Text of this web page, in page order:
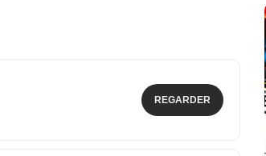
REGARDER